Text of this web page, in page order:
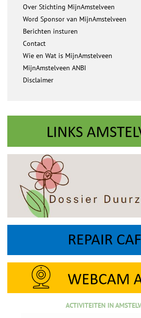
Over Stichting MijnAmstelveen
Word Sponsor van MijnAmstelveen
Berichten insturen
Contact
Wie en Wat is MijnAmstelveen
MijnAmstelveen ANBI
Disclaimer
ACTIVITEITEN IN